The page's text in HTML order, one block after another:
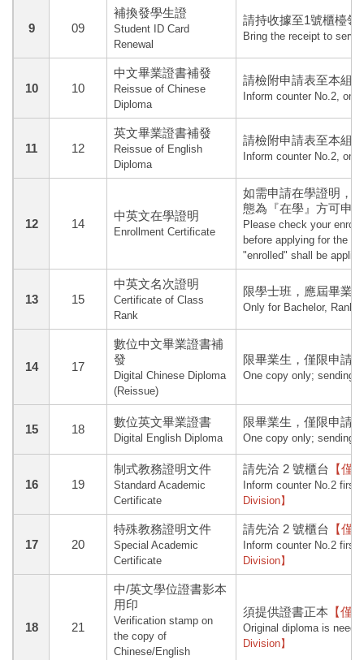
9 09
補換發學生證
Student ID Card
Renewal
請持收據至1號櫃檯領
Bring the receipt to
10 10
中文畢業證書補發
Reissue of Chinese
Diploma
請檢附申請表至本組
Inform counter No.2,
11 12
英文畢業證書補發
Reissue of English
Diploma
請檢附申請表至本組
Inform counter No.2,
12 14
中英文在學證明
Enrollment Certificate
如需申請在學證明，
態為『在學』方可申請
Please check your
before applying for the
"enrolled" shall be
13 15
中英文名次證明
Certificate of Class
Rank
限學士班，應屆畢業
Only for Bachelor,
14 17
數位中文畢業證書補
發
Digital Chinese Diploma
(Reissue)
限畢業生，僅限申請
One copy only; sending
15 18
數位英文畢業證書
Digital English Diploma
限畢業生，僅限申請
One copy only; sending
16 19
制式教務證明文件
Standard Academic
Certificate
請先洽 2 號櫃台 【僅
Inform counter No.2 first
Division】
17 20
特殊教務證明文件
Special Academic
Certificate
請先洽 2 號櫃台 【僅
Inform counter No.2 first
Division】
18 21
中/英文學位證書影本
用印
Verification stamp on
the copy of
Chinese/English
須提供證書正本 【僅
Original diploma is
Division】